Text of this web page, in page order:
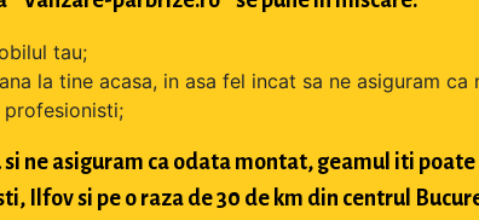
tau;
la tine acasa, in asa fel incat sa ne asiguram ca
ne asiguram ca odata montat, geamul iti
Ilfov si pe o raza de 30 de km din centrul